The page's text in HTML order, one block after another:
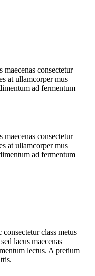
consectetur
at ullamcorper mus
ad fermentum
consectetur
at ullamcorper mus
ad fermentum
class metus
lacus maecenas
lectus. A pretium